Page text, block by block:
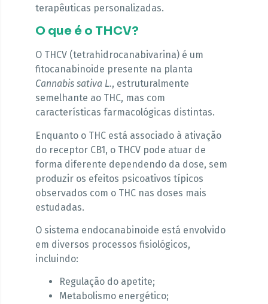
terapêuticas personalizadas.
O que é o THCV?
O THCV (tetrahidrocanabivarina) é um
fitocanabinoide presente na planta
Cannabis sativa L., estruturalmente
semelhante ao THC, mas com
características farmacológicas distintas.
Enquanto o THC está associado à ativação
do receptor CB1, o THCV pode atuar de
forma diferente dependendo da dose, sem
produzir os efeitos psicoativos típicos
observados com o THC nas doses mais
estudadas.
O sistema endocanabinoide está envolvido
em diversos processos fisiológicos,
incluindo:
Regulação do apetite;
Metabolismo energético;